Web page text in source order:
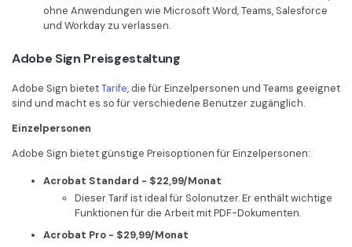
ohne Anwendungen wie Microsoft Word, Teams, Salesforce
und Workday zu verlassen.
Adobe Sign Preisgestaltung
Adobe Sign bietetTarife, die für Einzelpersonen und Teams geeignet
sind und macht es so für verschiedene Benutzer zugänglich.
Einzelpersonen
Adobe Sign bietet günstige Preisoptionen für Einzelpersonen:
Acrobat Standard - $22,99/Monat
Dieser Tarif ist ideal für Solonutzer. Er enthält wichtige
Funktionen für die Arbeit mit PDF-Dokumenten.
Acrobat Pro - $29,99/Monat